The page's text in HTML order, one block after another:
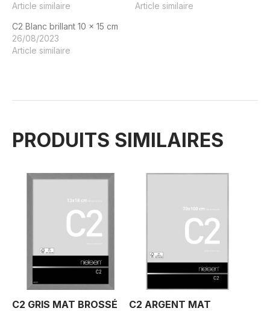
Article similaire
Article similaire
C2 Blanc brillant 10 x 15 cm
26/08/2023
Article similaire
PRODUITS SIMILAIRES
C2 GRIS MAT BROSSÉ
C2 ARGENT MAT